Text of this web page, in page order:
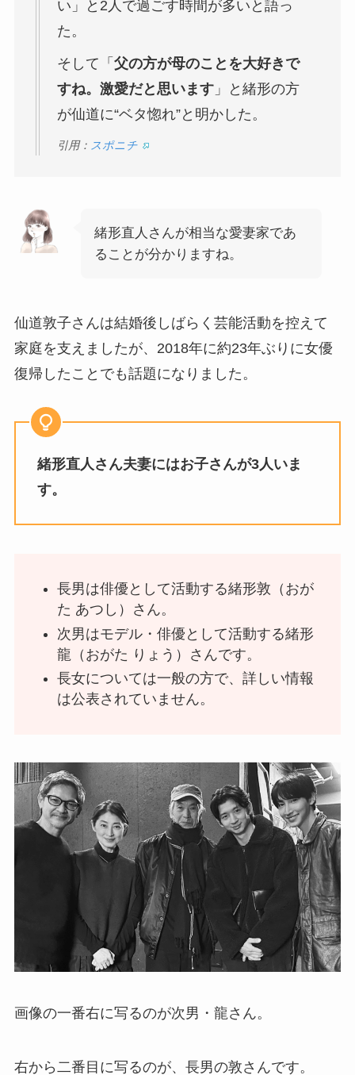
い」と2人で過ごす時間が多いと語っ
た。
そして「 父の方が母のことを大好きで
すね。激愛だと思います」と緒形の方
が仙道に“ベタ惚れ”と明かした。
引用： スポニチ
緒形直人さんが相当な愛妻家であ
ることが分かりますね。
仙道敦子さんは結婚後しばらく芸能活動を控えて
家庭を支えましたが、2018年に約23年ぶりに女優
復帰したことでも話題になりました。
緒形直人さん夫妻にはお子さんが3人いま
す。
長男は俳優として活動する緒形敦（おが
た あつし）さん。
次男はモデル・俳優として活動する緒形
龍（おがた りょう）さんです。
長女については一般の方で、詳しい情報
は公表されていません。
画像の一番右に写るのが次男・龍さん。
右から二番目に写るのが、長男の敦さんです。